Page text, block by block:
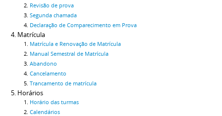
Revisão de prova
Segunda chamada
Declaração de Comparecimento em Prova
Matrícula
Matrícula e Renovação de Matrícula
Manual Semestral de Matrícula
Abandono
Cancelamento
Trancamento de matrícula
Horários
Horário das turmas
Calendários